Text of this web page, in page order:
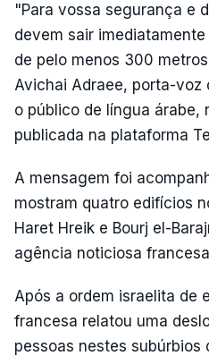
"Para vossa segurança e
devem sair
de pelo menos 300
Avichai Adraee, porta-voz
o público de língua árabe,
publicada na plataforma
A mensagem foi
mostram quatro edifícios
Haret Hreik e Bourj el-
agência noticiosa francesa
Após a ordem israelita de
francesa relatou uma
pessoas nestes subúrbios